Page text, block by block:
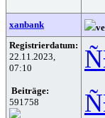
xanbank
Registrierdatum:
22.11.2023,
07:10
Beiträge:
591758